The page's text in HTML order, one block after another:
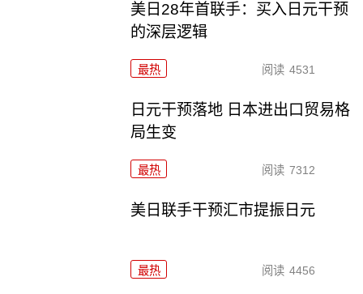
美日28年首联手：买入日元干预
的深层逻辑
最热 阅读 4531
日元干预落地 日本进出口贸易格
局生变
最热 阅读 7312
美日联手干预汇市提振日元
最热 阅读 4456